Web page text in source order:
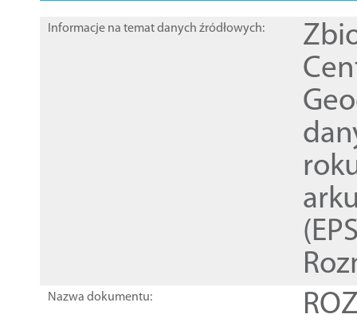
Informacje na temat danych źródłowych:
Nazwa dokumentu: